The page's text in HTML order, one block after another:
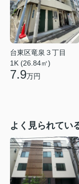
台東区竜泉３丁目
1K (26.84㎡)
7.9万円
よく見られてい